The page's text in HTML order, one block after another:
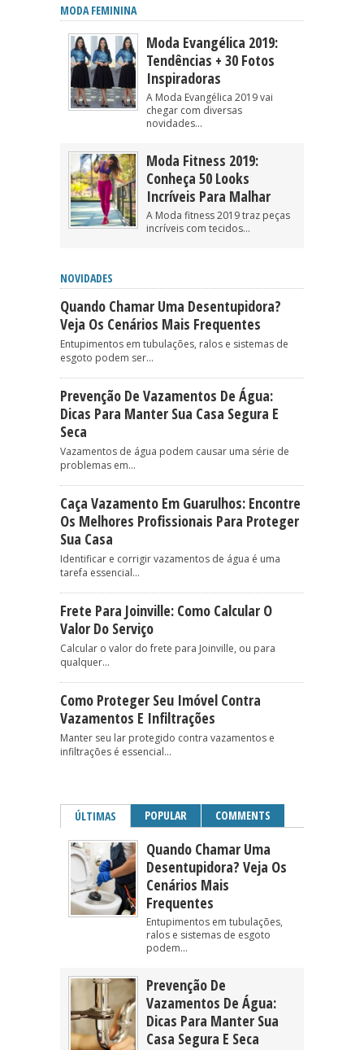
MODA FEMININA
Moda Evangélica 2019:
Tendências + 30 Fotos
Inspiradoras
A Moda Evangélica 2019 vai
chegar com diversas
novidades...
Moda Fitness 2019:
Conheça 50 Looks
Incríveis Para Malhar
A Moda fitness 2019 traz peças
incríveis com tecidos...
NOVIDADES
Quando Chamar Uma Desentupidora?
Veja Os Cenários Mais Frequentes
Entupimentos em tubulações, ralos e sistemas de
esgoto podem ser...
Prevenção De Vazamentos De Água:
Dicas Para Manter Sua Casa Segura E
Seca
Vazamentos de água podem causar uma série de
problemas em...
Caça Vazamento Em Guarulhos: Encontre
Os Melhores Profissionais Para Proteger
Sua Casa
Identificar e corrigir vazamentos de água é uma
tarefa essencial...
Frete Para Joinville: Como Calcular O
Valor Do Serviço
Calcular o valor do frete para Joinville, ou para
qualquer...
Como Proteger Seu Imóvel Contra
Vazamentos E Infiltrações
Manter seu lar protegido contra vazamentos e
infiltrações é essencial...
ÚLTIMAS POPULAR COMMENTS
Quando Chamar Uma
Desentupidora? Veja Os
Cenários Mais
Frequentes
Entupimentos em tubulações,
ralos e sistemas de esgoto
podem...
Prevenção De
Vazamentos De Água:
Dicas Para Manter Sua
Casa Segura E Seca